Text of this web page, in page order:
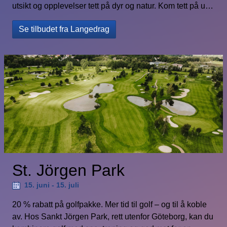
utsikt og opplevelser tett på dyr og natur. Kom tett på ulv,
aktiviteter. Opplev aktiviteter som revecamp, rideturer i
dag. Velkommen til minnerike dager på Langedrag, hvor
opplevelser setter spor. Som kunde hos Morrow Bank får
du nå muligheten til å få 15 % rabatt på overnatting hos
Langedrag Naturpark. Har du noen spørsmål om
tilbudet? Kontakt oss på telefon 35 69 73 38 . Dette er én
av fordelene du får gjennom More Experience – Morrow
Banks måte å skape mer verdi i hverdagen.
Se tilbudet fra Langedrag
St. Jörgen Park
15. juni - 15. juli
20 % rabatt på golfpakke. Mer tid til golf – og til å koble
av. Hos Sankt Jörgen Park, rett utenfor Göteborg, kan du